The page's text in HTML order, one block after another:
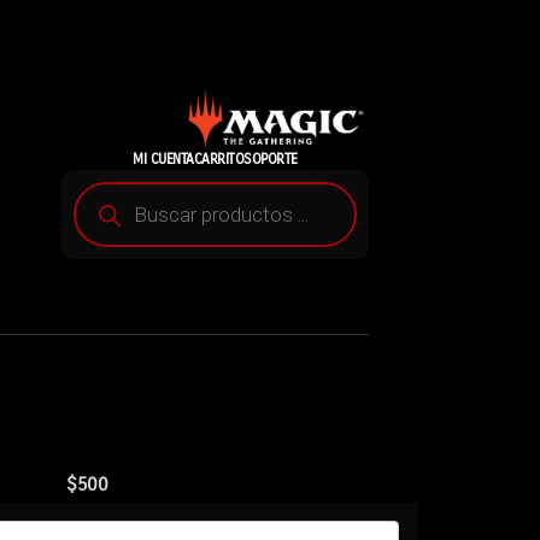
MI CUENTACARRITOSOPORTE
$500